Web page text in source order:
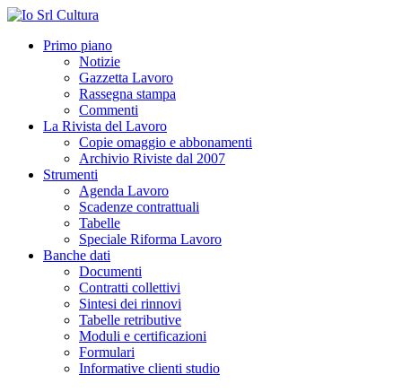
Primo piano
Notizie
Gazzetta Lavoro
Rassegna stampa
Commenti
La Rivista del Lavoro
Copie omaggio e abbonamenti
Archivio Riviste dal 2007
Strumenti
Agenda Lavoro
Scadenze contrattuali
Tabelle
Speciale Riforma Lavoro
Banche dati
Documenti
Contratti collettivi
Sintesi dei rinnovi
Tabelle retributive
Moduli e certificazioni
Formulari
Informative clienti studio